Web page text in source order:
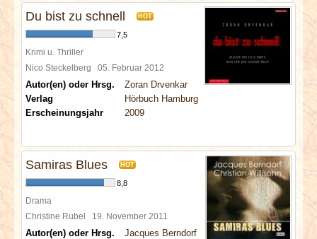
Du bist zu schnell HOT
7,5
Krimi u. Thriller
Nico Steckelberg 05. Februar 2012
Autor(en) oder Hrsg.
Zoran Drvenkar
Verlag
Hörbuch Hamburg
Erscheinungsjahr
2009
Samiras Blues HOT
8,8
Drama
Christine Rubel 19. November 2011
Autor(en) oder Hrsg.
Jacques Berndorf